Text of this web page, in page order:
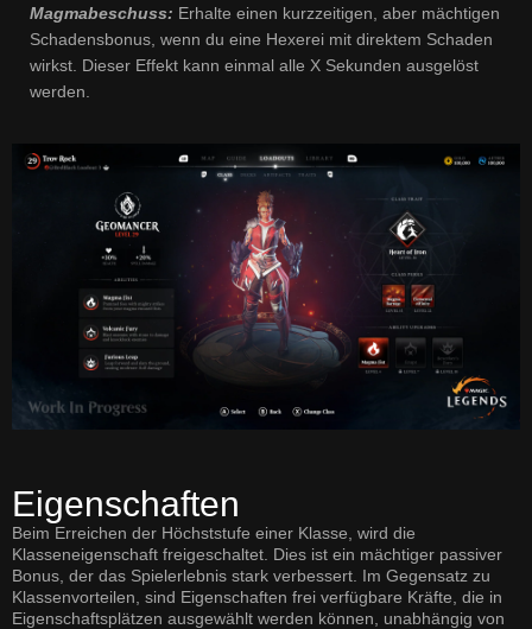
Magmabeschuss: Erhalte einen kurzzeitigen, aber mächtigen
Schadensbonus, wenn du eine Hexerei mit direktem Schaden
wirkst. Dieser Effekt kann einmal alle X Sekunden ausgelöst
werden.
Eigenschaften
Beim Erreichen der Höchststufe einer Klasse, wird die
Klasseneigenschaft freigeschaltet. Dies ist ein mächtiger passiver
Bonus, der das Spielerlebnis stark verbessert. Im Gegensatz zu
Klassenvorteilen, sind Eigenschaften frei verfügbare Kräfte, die in
Eigenschaftsplätzen ausgewählt werden können, unabhängig von